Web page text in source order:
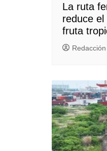
La ruta
reduce
fruta
Redacción